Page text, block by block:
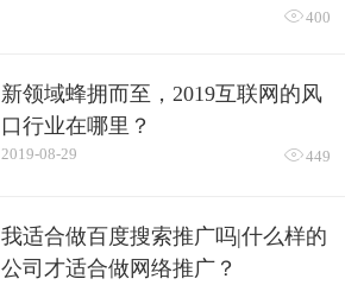
400
新领域蜂拥而至，2019互联网的风
口行业在哪里？
2019-08-29 449
我适合做百度搜索推广吗|什么样的
公司才适合做网络推广？